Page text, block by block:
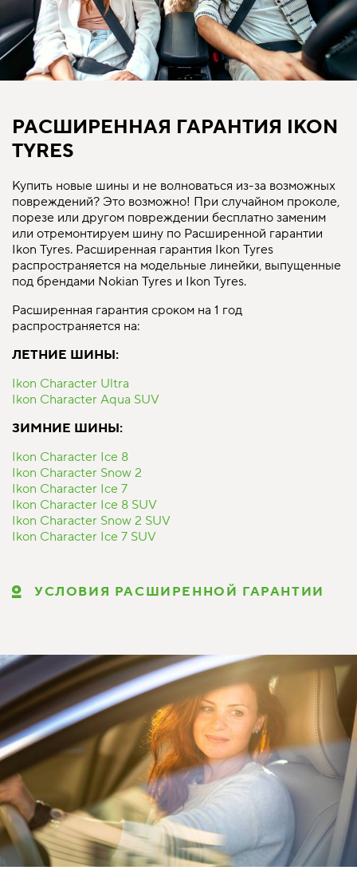
РАСШИРЕННАЯ ГАРАНТИЯ IKON
TYRES
Купить новые шины и не волноваться из-за возможных
повреждений? Это возможно! При случайном проколе,
порезе или другом повреждении бесплатно заменим
или отремонтируем шину по Расширенной гарантии
Ikon Tyres. Расширенная гарантия Ikon Tyres
распространяется на модельные линейки, выпущенные
под брендами Nokian Tyres и Ikon Tyres.
Расширенная гарантия сроком на 1 год
распространяется на:
ЛЕТНИЕ ШИНЫ:
Ikon Character Ultra
Ikon Character Aqua SUV
ЗИМНИЕ ШИНЫ:
Ikon Character Ice 8
Ikon Character Snow 2
Ikon Character Ice 7
Ikon Character Ice 8 SUV
Ikon Character Snow 2 SUV
Ikon Character Ice 7 SUV
УСЛОВИЯ РАСШИРЕННОЙ ГАРАНТИИ